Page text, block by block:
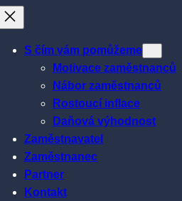
S čím vám pomůžeme
Motivace zaměstnanců
Nábor zaměstnanců
Rostoucí inflace
Daňová výhodnost
Zaměstnavatel
Zaměstnanec
Partner
Kontakt